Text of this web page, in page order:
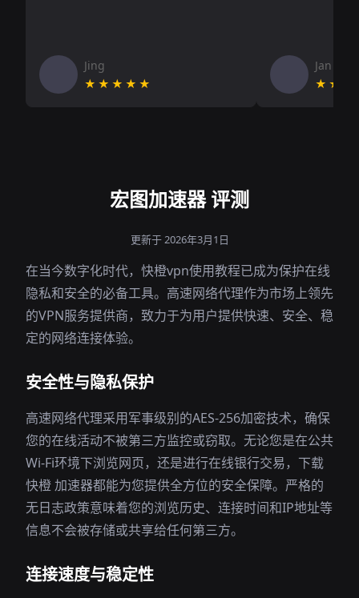
Jing
★★★★★
Jan V
宏图加速器 评测
更新于 2026年3月1日
在当今数字化时代，快橙vpn使用教程已成为保护在线
隐私和安全的必备工具。高速网络代理作为市场上领先
的VPN服务提供商，致力于为用户提供快速、安全、稳
定的网络连接体验。
安全性与隐私保护
高速网络代理采用军事级别的AES-256加密技术，确保
您的在线活动不被第三方监控或窃取。无论您是在公共
Wi-Fi环境下浏览网页，还是进行在线银行交易，下载
快橙 加速器都能为您提供全方位的安全保障。严格的
无日志政策意味着您的浏览历史、连接时间和IP地址等
信息不会被存储或共享给任何第三方。
连接速度与稳定性